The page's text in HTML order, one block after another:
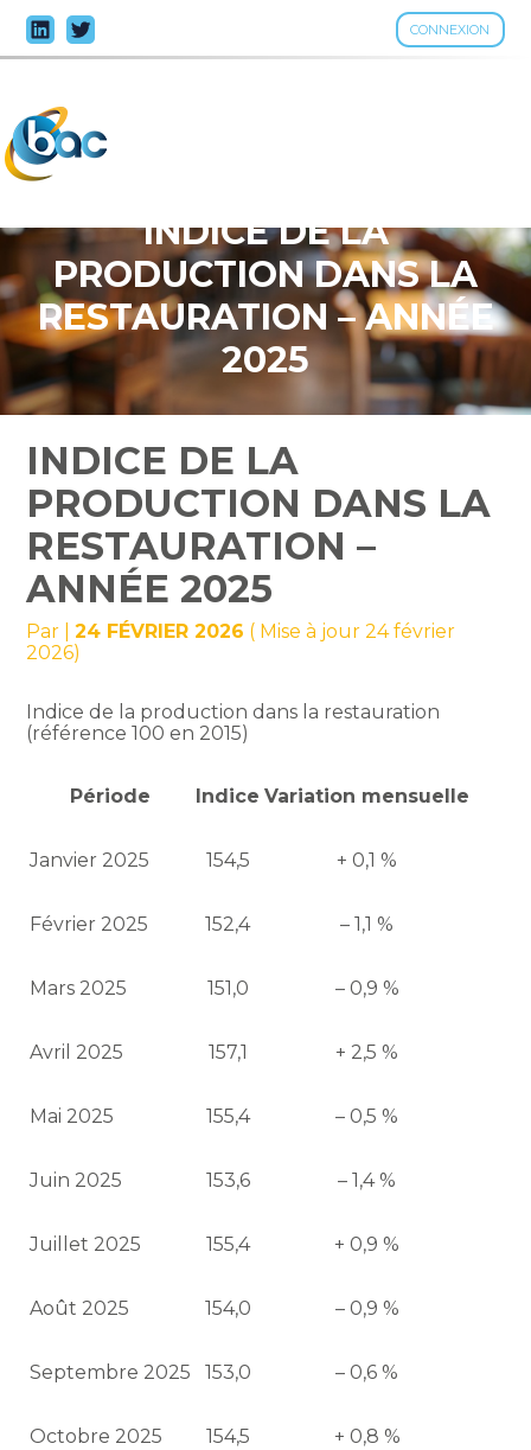
CONNEXION
Aller
au
INDICE DE LA
PRODUCTION DANS LA
RESTAURATION – ANNÉE
2025
INDICE DE LA
PRODUCTION DANS LA
RESTAURATION –
ANNÉE 2025
Par |24 FÉVRIER 2026 ( Mise à jour 24 février
2026)
Indice de la production dans la restauration
(référence 100 en 2015)
Période Indice Variation mensuelle
Janvier 2025 154,5 + 0,1 %
Février 2025 152,4 – 1,1 %
Mars 2025 151,0 – 0,9 %
Avril 2025 157,1 + 2,5 %
Mai 2025 155,4 – 0,5 %
Juin 2025 153,6 – 1,4 %
Juillet 2025 155,4 + 0,9 %
Août 2025 154,0 – 0,9 %
Septembre 2025 153,0 – 0,6 %
Octobre 2025 154,5 + 0,8 %